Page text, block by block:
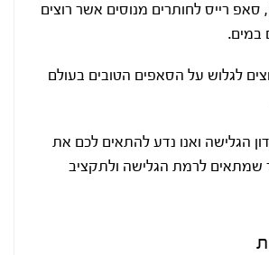
סאפ רייס לחותרים מנוסים אשר רוצים
במים.
לגלוש על הסאפים הטובים בעולם
הגלישה ואנו נדע להתאים לכם את
שמתאים לרמת הגלישה ולתקציב